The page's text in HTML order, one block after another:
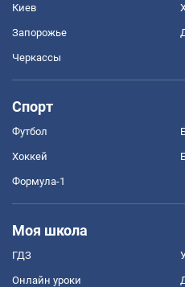
Киев
Запорожье
Черкассы
Спорт
Футбол
Хоккей
Формула-1
Моя школа
ГДЗ
Онлайн уроки